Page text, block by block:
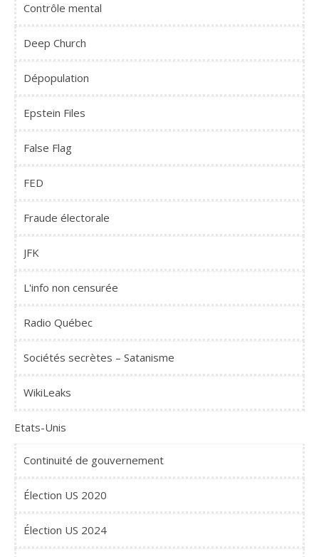
Contrôle mental
Deep Church
Dépopulation
Epstein Files
False Flag
FED
Fraude électorale
JFK
L'info non censurée
Radio Québec
Sociétés secrètes – Satanisme
WikiLeaks
Etats-Unis
Continuité de gouvernement
Élection US 2020
Élection US 2024